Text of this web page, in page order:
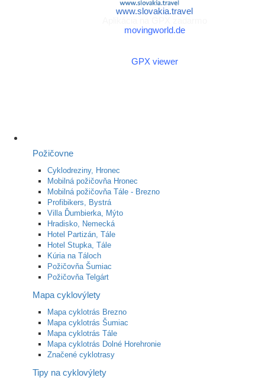
www.slovakia.travel
movingworld.de
GPX viewer
Požičovne
Cyklodreziny, Hronec
Mobilná požičovňa Hronec
Mobilná požičovňa Tále - Brezno
Profibikers, Bystrá
Villa Ďumbierka, Mýto
Hradisko, Nemecká
Hotel Partizán, Tále
Hotel Stupka, Tále
Kúria na Táloch
Požičovňa Šumiac
Požičovňa Telgárt
Mapa cyklovýlety
Mapa cyklotrás Brezno
Mapa cyklotrás Šumiac
Mapa cyklotrás Tále
Mapa cyklotrás Dolné Horehronie
Značené cyklotrasy
Tipy na cyklovýlety